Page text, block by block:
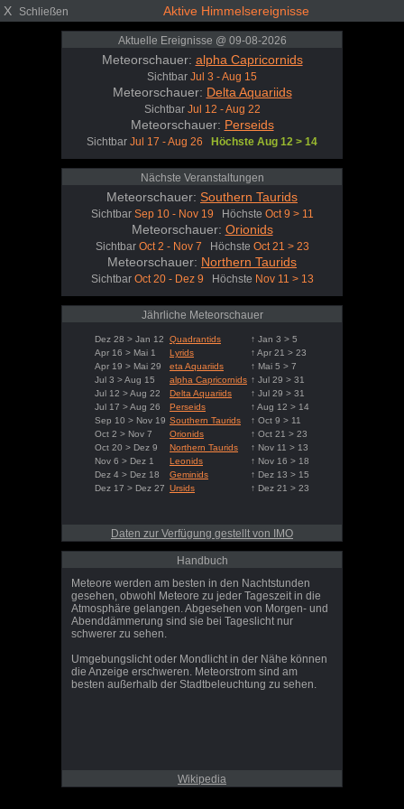
X Schließen Aktive Himmelsereignisse
Aktuelle Ereignisse @ 09-08-2026
Meteorschauer: alpha Capricornids
Sichtbar Jul 3 - Aug 15
Meteorschauer: Delta Aquariids
Sichtbar Jul 12 - Aug 22
Meteorschauer: Perseids
Sichtbar Jul 17 - Aug 26 Höchste Aug 12 > 14
Nächste Veranstaltungen
Meteorschauer: Southern Taurids
Sichtbar Sep 10 - Nov 19 Höchste Oct 9 > 11
Meteorschauer: Orionids
Sichtbar Oct 2 - Nov 7 Höchste Oct 21 > 23
Meteorschauer: Northern Taurids
Sichtbar Oct 20 - Dez 9 Höchste Nov 11 > 13
Jährliche Meteorschauer
Dez 28 > Jan 12 Quadrantids
↑ Jan 3 > 5
Apr 16 > Mai 1
Lyrids
↑ Apr 21 > 23
Apr 19 > Mai 29
eta Aquariids
↑ Mai 5 > 7
Jul 3 > Aug 15
alpha Capricornids ↑ Jul 29 > 31
Jul 12 > Aug 22
Delta Aquariids
↑ Jul 29 > 31
Jul 17 > Aug 26
Perseids
↑ Aug 12 > 14
Sep 10 > Nov 19 Southern Taurids
↑ Oct 9 > 11
Oct 2 > Nov 7
Orionids
↑ Oct 21 > 23
Oct 20 > Dez 9
Northern Taurids
↑ Nov 11 > 13
Nov 6 > Dez 1
Leonids
↑ Nov 16 > 18
Dez 4 > Dez 18
Geminids
↑ Dez 13 > 15
Dez 17 > Dez 27 Ursids ↑ Dez 21 > 23
Daten zur Verfügung gestellt von IMO
Handbuch
Meteore werden am besten in den Nachtstunden
gesehen, obwohl Meteore zu jeder Tageszeit in die
Atmosphäre gelangen. Abgesehen von Morgen- und
Abenddämmerung sind sie bei Tageslicht nur
schwerer zu sehen.
Umgebungslicht oder Mondlicht in der Nähe können
die Anzeige erschweren. Meteorstrom sind am
besten außerhalb der Stadtbeleuchtung zu sehen.
Wikipedia